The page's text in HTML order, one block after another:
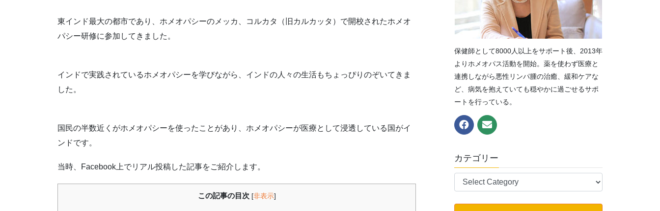
東インド最大の都市であり、ホメオパシーのメッカ、コルカタ（旧カルカッタ）で開校されたホメオ
パシー研修に参加してきました。
インドで実践されているホメオパシーを学びながら、インドの人々の生活もちょっぴりのぞいてきま
した。
国民の半数近くがホメオパシーを使ったことがあり、ホメオパシーが医療として浸透している国がイ
ンドです。
当時、Facebook上でリアル投稿した記事をご紹介します。
この記事の目次 [非表示]
保健師として8000人以上をサポート後、2013年
よりホメオパス活動を開始。薬を使わず医療と
連携しながら悪性リンパ腫の治癒、緩和ケアな
ど、病気を抱えていても穏やかに過ごせるサポ
ートを行っている。
カテゴリー
テ